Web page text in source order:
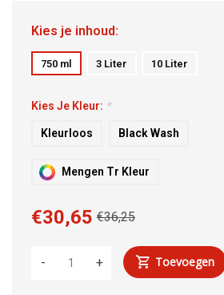
Kies je inhoud:
750 ml 3 Liter 10 Liter
Kies Je Kleur: *
Kleurloos Black Wash
Mengen Tr Kleur
€36,25
€30,65
+
- Toevoegen